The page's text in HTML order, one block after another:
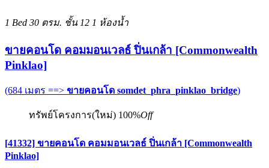
1 Bed 30 ตรม. ชั้น 12 1 ห้องน้ำ
ขายคอนโด คอมมอนเวลธ์ ปิ่นเกล้า [Commonwealth
Pinklao]
(684 เมตร ==> ขายคอนโด somdet_phra_pinklao_bridge)
ทรัพย์โครงการ(ใหม่) 100%Off
[41332] ขายคอนโด คอมมอนเวลธ์ ปิ่นเกล้า [Commonwealth
Pinklao]